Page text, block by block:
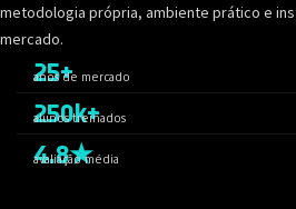
metodologia própria, ambiente prático e
mercado.
25+
anos de mercado
250k+
alunos treinados
4.8★
avaliação média